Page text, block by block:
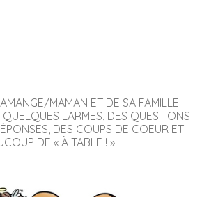
MAMAN ET DE SA FAMILLE.
LARMES, DES QUESTIONS
DES COUPS DE COEUR ET
DE « À TABLE ! »